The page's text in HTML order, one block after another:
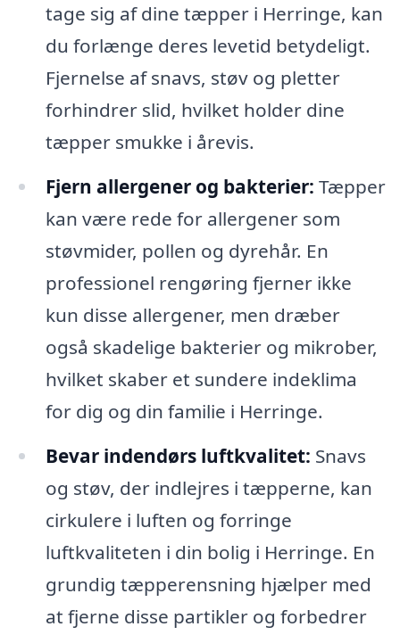
tage sig af dine tæpper i Herringe, kan
du forlænge deres levetid betydeligt.
Fjernelse af snavs, støv og pletter
forhindrer slid, hvilket holder dine
tæpper smukke i årevis.
Fjern allergener og bakterier: Tæpper
kan være rede for allergener som
støvmider, pollen og dyrehår. En
professionel rengøring fjerner ikke
kun disse allergener, men dræber
også skadelige bakterier og mikrober,
hvilket skaber et sundere indeklima
for dig og din familie i Herringe.
Bevar indendørs luftkvalitet: Snavs
og støv, der indlejres i tæpperne, kan
cirkulere i luften og forringe
luftkvaliteten i din bolig i Herringe. En
grundig tæpperensning hjælper med
at fjerne disse partikler og forbedrer